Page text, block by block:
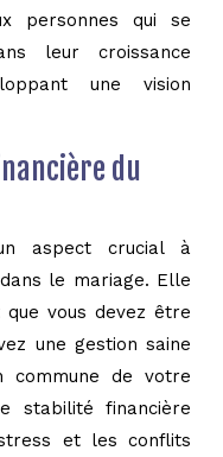
personnes qui se
leur croissance
une vision
du
aspect crucial à
le mariage. Elle
que vous devez être
une gestion saine
commune de votre
stabilité financière
et les conflits